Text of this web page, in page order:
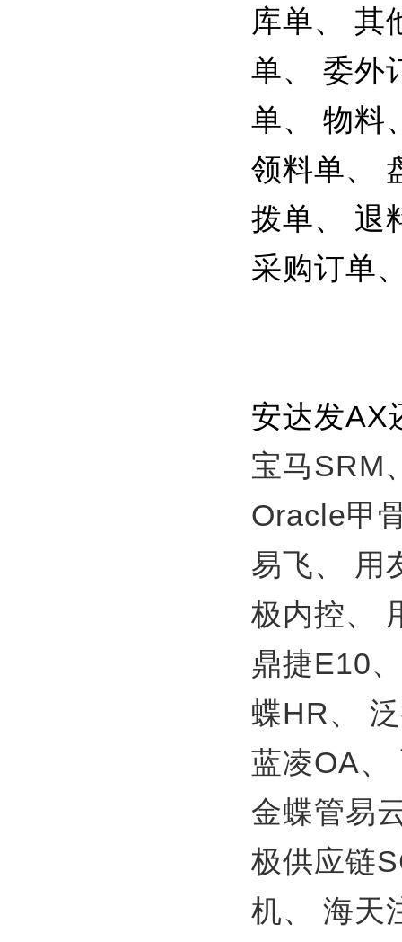
库单、 其
单、 委外
单、 物料
领料单、
拨单、 退
采购订单
安达发AX
宝马SRM
Oracle甲
易飞、
用
极内控、
鼎捷E10、
蝶HR、
蓝凌OA、
金蝶管易
极供应链
机、
海天